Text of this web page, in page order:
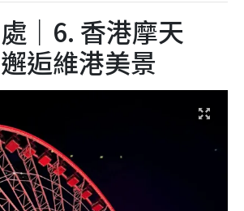
｜6. 香港摩天
逅維港美景